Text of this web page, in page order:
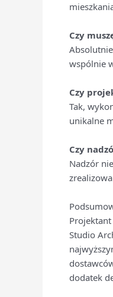
Czy
wspólnie
Czy
Tak,
unikalne
Czy
Nadzór
Studio
dodatek